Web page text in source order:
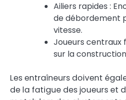
Ailiers rapides :
de débordement
vitesse.
Joueurs centraux
sur la
Les entraîneurs doivent
de la fatigue des joueurs et